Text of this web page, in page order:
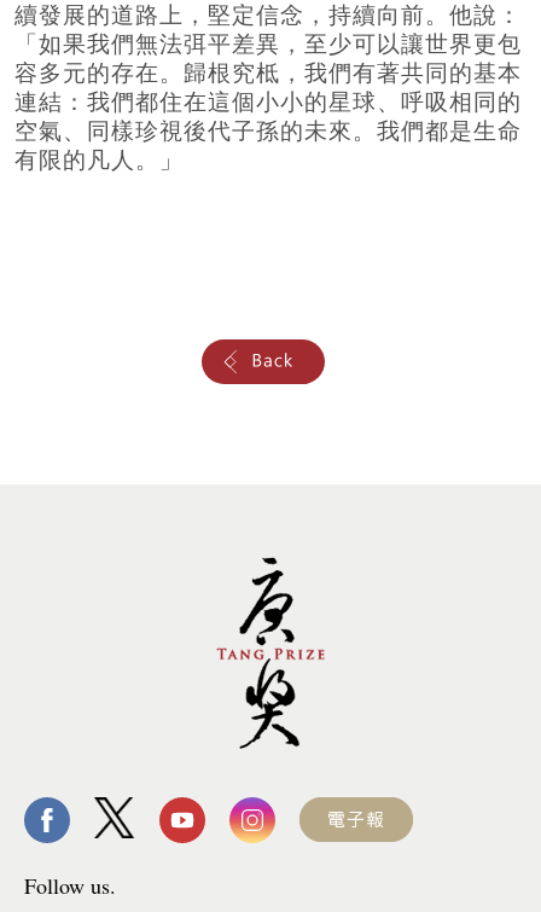
續發展的道路上，堅定信念，持續向前。他說：
「如果我們無法弭平差異，至少可以讓世界更包
容多元的存在。歸根究柢，我們有著共同的基本
連結：我們都住在這個小小的星球、呼吸相同的
空氣、同樣珍視後代子孫的未來。我們都是生命
有限的凡人。」
Follow us.